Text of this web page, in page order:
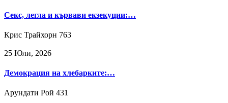
Секс, легла и кървави екзекуции:…
Крис Трайхорн 763
25 Юли, 2026
Демокрация на хлебарките:…
Арундати Рой 431